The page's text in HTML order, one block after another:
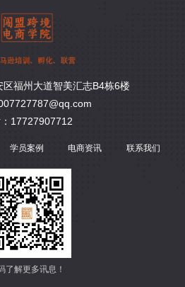
福州大道智美汇志B4栋6楼
17727907712
学员案例 电商资讯 联系我们
了解更多讯息！